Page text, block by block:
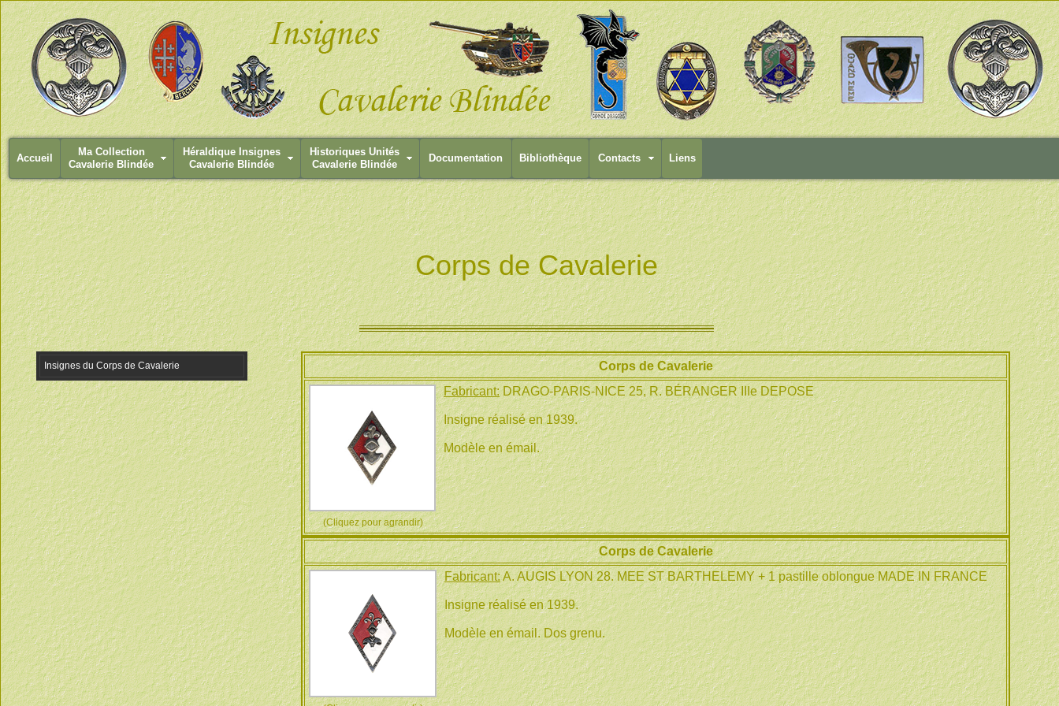
Accueil
Ma Collection
Cavalerie Blindée
Héraldique Insignes
Cavalerie Blindée
Historiques Unités
Cavalerie Blindée
Documentation Bibliothèque Contacts Liens
Corps de Cavalerie
Corps de Cavalerie
(Cliquez pour agrandir)
Fabricant:DRAGO-PARIS-NICE 25, R. BÉRANGER IIIe DEPOSE
Insigne réalisé en 1939.
Modèle en émail.
Corps de Cavalerie
Fabricant:A. AUGIS LYON 28. MEE ST BARTHELEMY + 1 pastille oblongue MADE IN FRANCE
Insigne réalisé en 1939.
Modèle en émail. Dos grenu.